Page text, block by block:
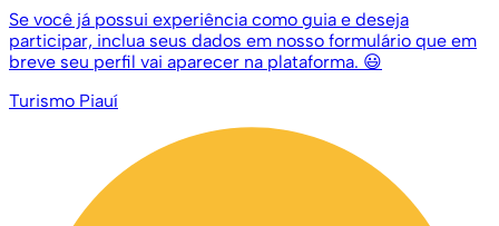
Se você já possui experiência como guia e deseja
participar, inclua seus dados em nosso formulário que em
breve seu perfil vai aparecer na plataforma. 😃
Turismo Piauí